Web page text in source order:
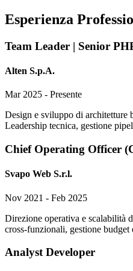
Esperienza
Team Leader | Senior
Alten S.p.A.
Mar 2025 - Presente
Design e sviluppo di architetture
Leadership tecnica, gestione
Chief Operating Officer
Svapo Web S.r.l.
Nov 2021 - Feb 2025
Direzione operativa e scalabilità
cross-funzionali, gestione budget
Analyst Developer